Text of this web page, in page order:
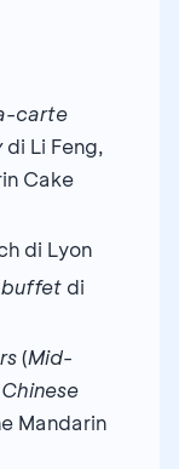
carte
di Li Feng,
Cake
di Lyon
buffet di
(Mid-
Chinese
Mandarin